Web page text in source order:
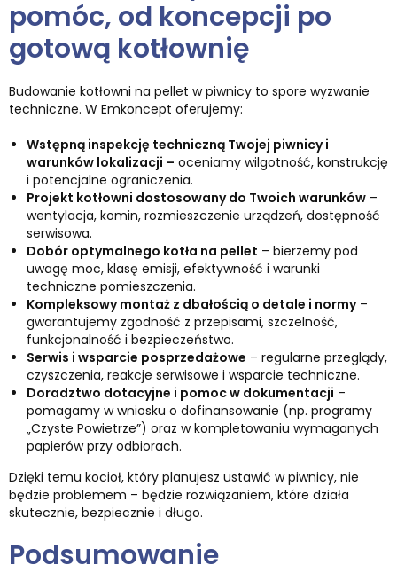
pomóc, od koncepcji po
gotową kotłownię
Budowanie kotłowni na pellet w piwnicy to spore wyzwanie
techniczne. W Emkoncept oferujemy:
Wstępną inspekcję techniczną Twojej piwnicy i
warunków lokalizacji – oceniamy wilgotność, konstrukcję
i potencjalne ograniczenia.
Projekt kotłowni dostosowany do Twoich warunków –
wentylacja, komin, rozmieszczenie urządzeń, dostępność
serwisowa.
Dobór optymalnego kotła na pellet – bierzemy pod
uwagę moc, klasę emisji, efektywność i warunki
techniczne pomieszczenia.
Kompleksowy montaż z dbałością o detale i normy–
gwarantujemy zgodność z przepisami, szczelność,
funkcjonalność i bezpieczeństwo.
Serwis i wsparcie posprzedażowe – regularne przeglądy,
czyszczenia, reakcje serwisowe i wsparcie techniczne.
Doradztwo dotacyjne i pomoc w dokumentacji –
pomagamy w wniosku o dofinansowanie (np. programy
„Czyste Powietrze”) oraz w kompletowaniu wymaganych
papierów przy odbiorach.
Dzięki temu kocioł, który planujesz ustawić w piwnicy, nie
będzie problemem – będzie rozwiązaniem, które działa
skutecznie, bezpiecznie i długo.
Podsumowanie